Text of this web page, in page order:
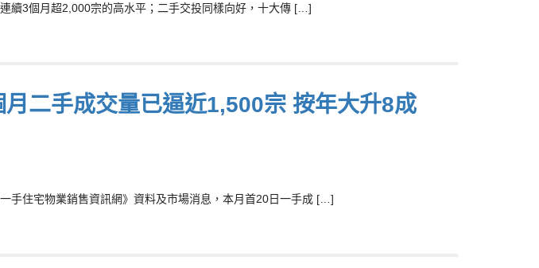
續3個月超2,000宗的高水平；二手交投同樣向好，十大傳 […]
月二手成交量已逼近1,500宗 按年大升8成
手住宅物業銷售資訊網》資料及市場消息，本月首20日一手成 […]